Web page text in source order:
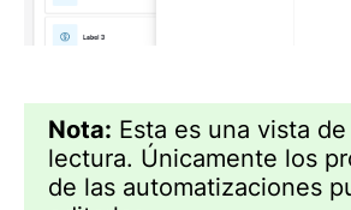
Nota: Esta es una vista
lectura. Únicamente los
de las automatizaciones